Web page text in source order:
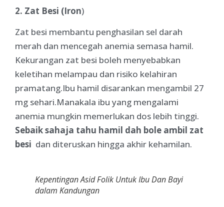
2. Zat Besi (Iron)
Zat besi membantu penghasilan sel darah
merah dan mencegah anemia semasa hamil.
Kekurangan zat besi boleh menyebabkan
keletihan melampau dan risiko kelahiran
pramatang.Ibu hamil disarankan mengambil 27
mg sehari.Manakala ibu yang mengalami
anemia mungkin memerlukan dos lebih tinggi.
Sebaik sahaja tahu hamil dah bole ambil zat
besi dan diteruskan hingga akhir kehamilan.
Kepentingan Asid Folik Untuk Ibu Dan Bayi
dalam Kandungan